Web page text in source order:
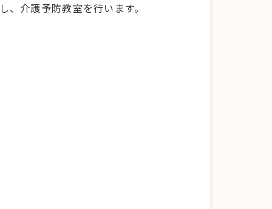
介護予防教室を行います。